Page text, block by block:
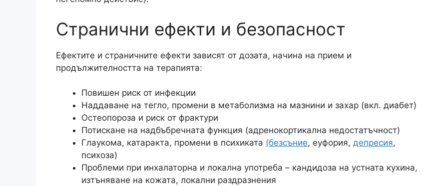
Странични ефекти и безопасност
Ефектите и страничните ефекти зависят от дозата, начина на прием и
продължителността на терапията:
Повишен риск от инфекции
Наддаване на тегло, промени в метаболизма на мазнини и захар (вкл. диабет)
Остеопороза и риск от фрактури
Потискане на надбъбречната функция (адренокортикална недостатъчност)
Глаукома, катаракта, промени в психиката (безсъние, еуфория, депресия,
психоза)
Проблеми при инхалаторна и локална употреба – кандидоза на устната кухина,
изтъняване на кожата, локални раздразнения